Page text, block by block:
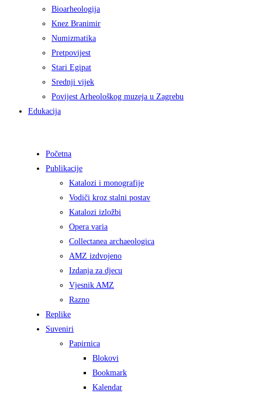
Bioarheologija
Knez Branimir
Numizmatika
Pretpovijest
Stari Egipat
Srednji vijek
Povijest Arheološkog muzeja u Zagrebu
Edukacija
Početna
Publikacije
Katalozi i monografije
Vodiči kroz stalni postav
Katalozi izložbi
Opera varia
Collectanea archaeologica
AMZ izdvojeno
Izdanja za djecu
Vjesnik AMZ
Razno
Replike
Suveniri
Papirnica
Blokovi
Bookmark
Kalendar